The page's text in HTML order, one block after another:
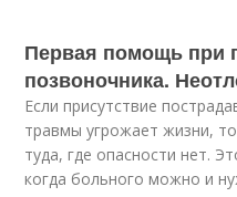
Первая помощь при
позвоночника.
Если присутствие
травмы угрожает жизни,
туда, где опасности нет.
когда больного можно и